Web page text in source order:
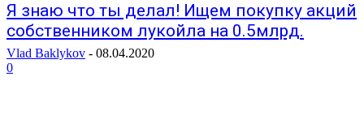
Я знаю что ты делал! Ищем покупку акций
собственником лукойла на 0.5млрд.
Vlad Baklykov - 08.04.2020
0